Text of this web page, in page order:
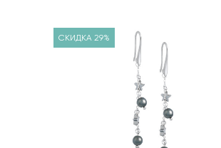
СКИДКА 29%